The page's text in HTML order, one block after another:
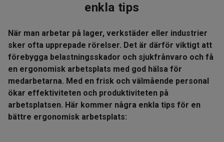
enkla tips
När man arbetar på lager, verkstäder eller industrier
sker ofta upprepade rörelser. Det är därför viktigt att
förebygga belastningsskador och sjukfrånvaro och få
en ergonomisk arbetsplats med god hälsa för
medarbetarna. Med en frisk och välmående personal
ökar effektiviteten och produktiviteten på
arbetsplatsen. Här kommer några enkla tips för en
bättre ergonomisk arbetsplats: